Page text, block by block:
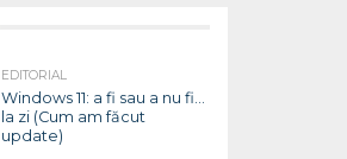
EDITORIAL
Windows 11: a fi sau a nu fi…
la zi (Cum am făcut
update)